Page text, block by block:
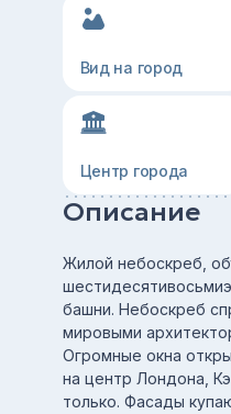
Вид на город
Центр города
Описание
Жилой небоскреб,
башни. Небоскреб
мировыми
Огромные окна
на центр Лондона,
только. Фасады